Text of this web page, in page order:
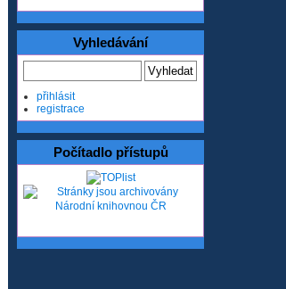
Vyhledávání
přihlásit
registrace
Počítadlo přístupů